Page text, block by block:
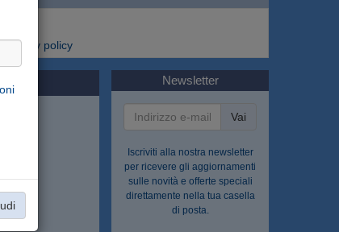
Privacy policy
Newsletter
Vai
Iscriviti alla nostra newsletter
per ricevere gli aggiornamenti
sulle novità e offerte speciali
direttamente nella tua casella
di posta.